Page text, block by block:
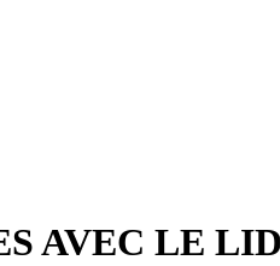
AVEC LE